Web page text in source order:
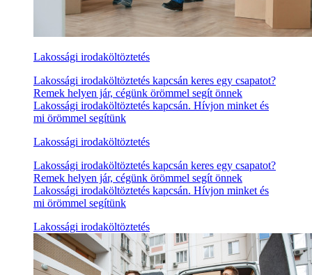
Lakossági irodaköltöztetés
Lakossági irodaköltöztetés kapcsán keres egy csapatot?
Remek helyen jár, cégünk örömmel segít önnek
Lakossági irodaköltöztetés kapcsán. Hívjon minket és
mi örömmel segítünk
Lakossági irodaköltöztetés
Lakossági irodaköltöztetés kapcsán keres egy csapatot?
Remek helyen jár, cégünk örömmel segít önnek
Lakossági irodaköltöztetés kapcsán. Hívjon minket és
mi örömmel segítünk
Lakossági irodaköltöztetés